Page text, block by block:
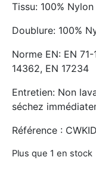
Tissu: 100% Nylon
Doublure: 100%
Norme EN: EN 71-
14362, EN 17234
Entretien: Non
séchez
Référence :
Plus que 1 en stock